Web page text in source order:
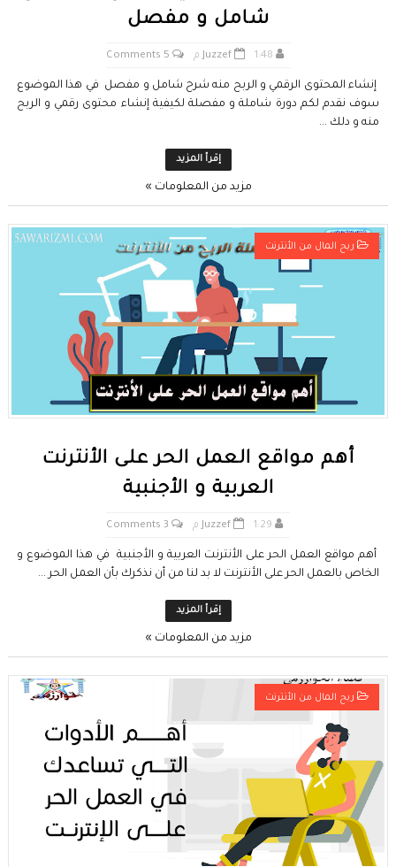
شامل و مفصل
Juzzef 1:48 م 5 Comments
إنشاء المحتوى الرقمي و الربح منه شرح شامل و مفصل في هذا الموضوع
سوف نقدم لكم دورة شاملة و مفصلة لكيفية إنشاء محتوى رقمي و الربح
منه و دلك ...
إقرأ المزيد
مزيد من المعلومات »
ربح المال من الأنترنت
أهم مواقع العمل الحر على الأنترنت
العربية و الأجنبية
Juzzef 1:29 م 3 Comments
أهم مواقع العمل الحر على الأنترنت العربية و الأجنبية في هذا الموضوع و
الخاص بالعمل الحر على الأنترنت لا بد لنا من أن نذكرك بأن العمل الحر ...
إقرأ المزيد
مزيد من المعلومات »
ربح المال من الأنترنت